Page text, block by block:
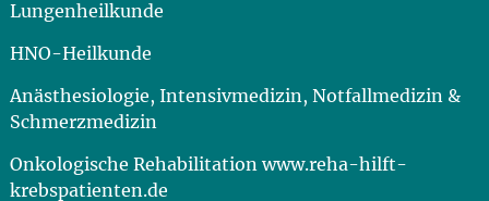
Lungenheilkunde
HNO-Heilkunde
Anästhesiologie, Intensivmedizin, Notfallmedizin &
Schmerzmedizin
Onkologische Rehabilitation www.reha-hilft-
krebspatienten.de